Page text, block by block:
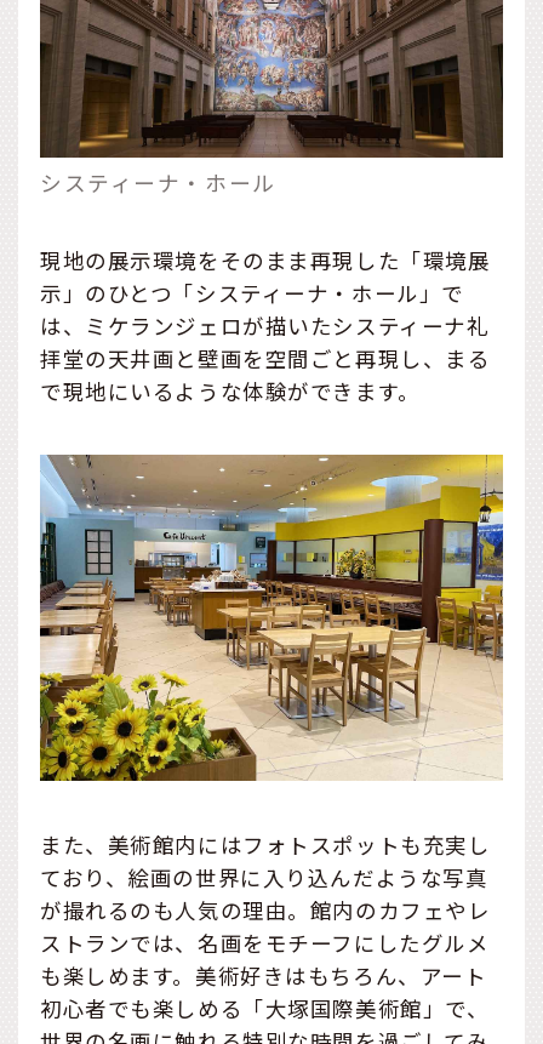
システィーナ・ホール
現地の展示環境をそのまま再現した「環境展
示」のひとつ「システィーナ・ホール」で
は、ミケランジェロが描いたシスティーナ礼
拝堂の天井画と壁画を空間ごと再現し、まる
で現地にいるような体験ができます。
また、美術館内にはフォトスポットも充実し
ており、絵画の世界に入り込んだような写真
が撮れるのも人気の理由。館内のカフェやレ
ストランでは、名画をモチーフにしたグルメ
も楽しめます。美術好きはもちろん、アート
初心者でも楽しめる「大塚国際美術館」で、